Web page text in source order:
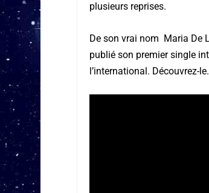
plusieurs reprises.
De son vrai nom Maria De
publié son premier single
l’international. Découvrez-le.